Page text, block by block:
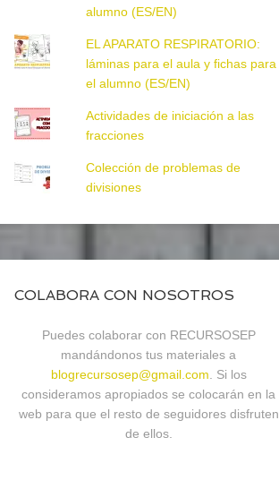
alumno (ES/EN)
EL APARATO RESPIRATORIO:
láminas para el aula y fichas para
el alumno (ES/EN)
Actividades de iniciación a las
fracciones
Colección de problemas de
divisiones
COLABORA CON NOSOTROS
Puedes colaborar con RECURSOSEP
mandándonos tus materiales a
blogrecursosep@gmail.com . Si los
consideramos apropiados se colocarán en la
web para que el resto de seguidores disfruten
de ellos.